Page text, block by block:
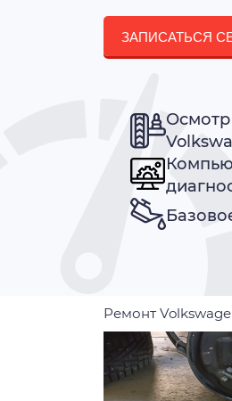
ЗАПИСАТЬСЯ
Осмотр
Ремонт